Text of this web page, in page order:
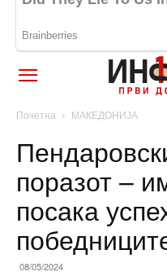
Почетна МАКЕДОНИЈА
поразот –
посака
08/05/2024